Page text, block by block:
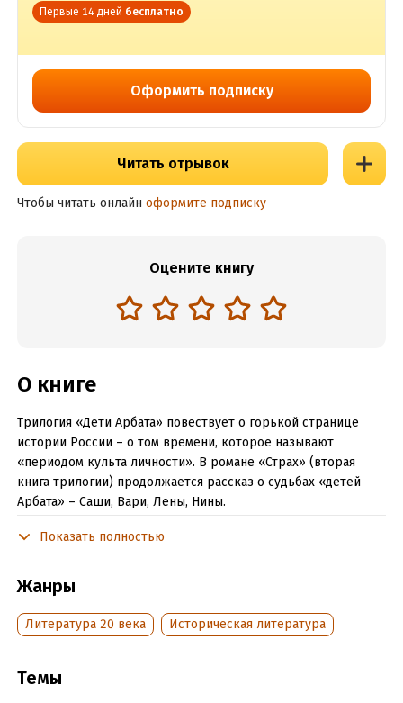
Первые 14 дней бесплатно
Оформить подписку
Читать отрывок
Чтобы читать онлайн оформите подписку
Оцените книгу
О книге
Трилогия «Дети Арбата» повествует о горькой странице
истории России – о том времени, которое называют
«периодом культа личности». В романе «Страх» (вторая
книга трилогии) продолжается рассказ о судьбах «детей
Арбата» – Саши, Вари, Лены, Нины.
Дата написания:
Объем:1211917
Год издания:2024
Время на чтение:
Показать полностью
Жанры
Литература 20 века Историческая литература
Темы